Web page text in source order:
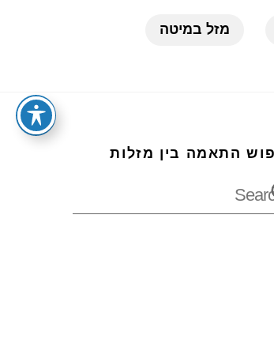
מזל במיטה
התאמה בין מזלות